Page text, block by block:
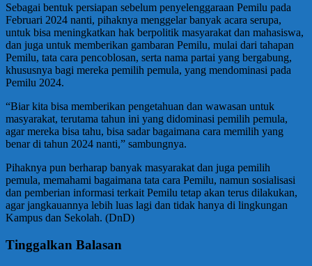
Sebagai bentuk persiapan sebelum penyelenggaraan Pemilu pada
Februari 2024 nanti, pihaknya menggelar banyak acara serupa,
untuk bisa meningkatkan hak berpolitik masyarakat dan mahasiswa,
dan juga untuk memberikan gambaran Pemilu, mulai dari tahapan
Pemilu, tata cara pencoblosan, serta nama partai yang bergabung,
khususnya bagi mereka pemilih pemula, yang mendominasi pada
Pemilu 2024.
“Biar kita bisa memberikan pengetahuan dan wawasan untuk
masyarakat, terutama tahun ini yang didominasi pemilih pemula,
agar mereka bisa tahu, bisa sadar bagaimana cara memilih yang
benar di tahun 2024 nanti,” sambungnya.
Pihaknya pun berharap banyak masyarakat dan juga pemilih
pemula, memahami bagaimana tata cara Pemilu, namun sosialisasi
dan pemberian informasi terkait Pemilu tetap akan terus dilakukan,
agar jangkauannya lebih luas lagi dan tidak hanya di lingkungan
Kampus dan Sekolah. (DnD)
Tinggalkan Balasan